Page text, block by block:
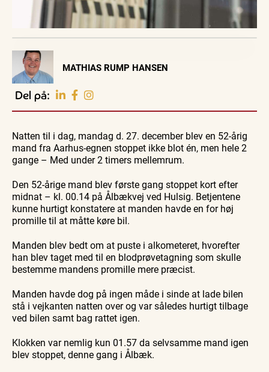
Visit Vendsyssel
EVENTKALENDER
Oplev events i
Vendsyssel
natur og lokale events.
Se events
Guidede ture
- når
gravstenene
fortæl...
10. aug.
fra
søsiden
med
10.
aug.
fra
søsiden
med
10.
aug.
MATHIAS RUMP HANSEN
Del på:
Natten til i dag, mandag d. 27. december blev en 52-årig
mand fra Aarhus-egnen stoppet ikke blot én, men hele 2
gange – Med under 2 timers mellemrum.
Den 52-årige mand blev første gang stoppet kort efter
midnat – kl. 00.14 på Ålbækvej ved Hulsig. Betjentene
kunne hurtigt konstatere at manden havde en for høj
promille til at måtte køre bil.
Manden blev bedt om at puste i alkometeret, hvorefter
han blev taget med til en blodprøvetagning som skulle
bestemme mandens promille mere præcist.
Manden havde dog på ingen måde i sinde at lade bilen
stå i vejkanten natten over og var således hurtigt tilbage
ved bilen samt bag rattet igen.
Klokken var nemlig kun 01.57 da selvsamme mand igen
blev stoppet, denne gang i Ålbæk.